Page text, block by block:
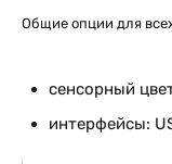
Общие опции для
сенсорный
интерфейсы: